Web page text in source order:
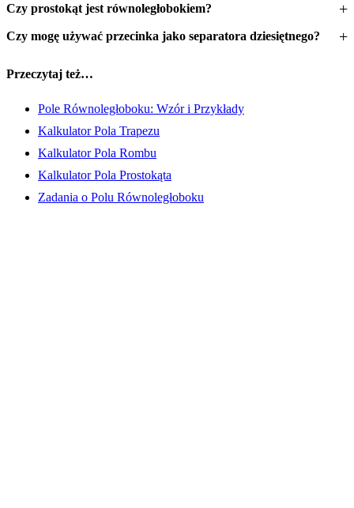
Czy prostokąt jest równoległobokiem?
Czy mogę używać przecinka jako separatora dziesiętnego?
Przeczytaj też…
Pole Równoległoboku: Wzór i Przykłady
Kalkulator Pola Trapezu
Kalkulator Pola Rombu
Kalkulator Pola Prostokąta
Zadania o Polu Równoległoboku